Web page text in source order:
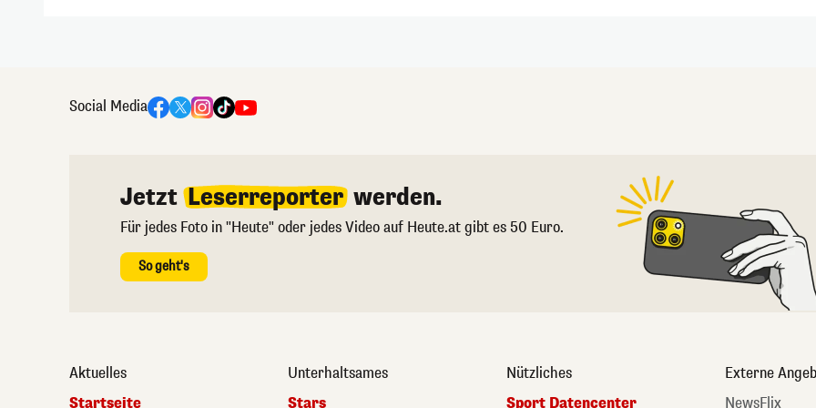
Social Media
Jetzt Leserreporter werden.
Für jedes Foto in "Heute" oder jedes Video auf Heute.at gibt es 50 Euro.
So geht's
Aktuelles
Startseite
Unterhaltsames
Stars
Nützliches
Sport Datencenter
Externe
NewsFlix